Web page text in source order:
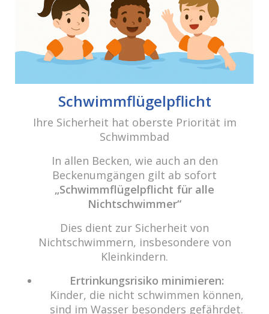
Beitrags-
Navigation
Winterzauber 2017
cabrio Senden - das Bad
Bulderner Str. 15
48308 Senden
Tel.: 0049 (0) 2597 - 93 918 -10
info@cabriosenden.de
Internet:www.cabriosenden.de
Wir freuen uns auf Sie!
Haben Sie Fragen? Wir kümmern uns drum!
Schwimmflügelpflicht
Ihre Sicherheit hat oberste Priorität im
Schwimmbad
In allen Becken, wie auch an den
Beckenumgängen gilt ab sofort
„Schwimmflügelpflicht für alle
Nichtschwimmer“
Dies dient zur Sicherheit von
Nichtschwimmern, insbesondere von
Kleinkindern.
Ertrinkungsrisiko minimieren:
Kinder, die nicht schwimmen können,
sind im Wasser besonders gefährdet.